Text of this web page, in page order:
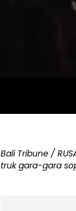
Bali Tribune /
truk gara-gara